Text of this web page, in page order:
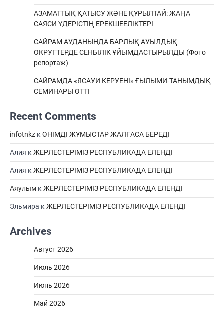
АЗАМАТТЫҚ ҚАТЫСУ ЖӘНЕ ҚҰРЫЛТАЙ: ЖАҢА
САЯСИ ҮДЕРІСТІҢ ЕРЕКШEЕЛІКТЕРІ
САЙРАМ АУДАНЫНДА БАРЛЫҚ АУЫЛДЫҚ
ОКРУГТЕРДЕ СЕНБІЛІК ҰЙЫМДАСТЫРЫЛДЫ (Фото
репортаж)
САЙРАМДА «ЯСАУИ КЕРУЕНІ» ҒЫЛЫМИ-ТАНЫМДЫҚ
СЕМИНАРЫ ӨТТІ
Recent Comments
infotnkz к ӨНІМДІ ЖҰМЫСТАР ЖАЛҒАСА БЕРЕДІ
Алия к ЖЕРЛЕСТЕРІМІЗ РЕСПУБЛИКАДА ЕЛЕНДІ
Алия к ЖЕРЛЕСТЕРІМІЗ РЕСПУБЛИКАДА ЕЛЕНДІ
Аяулым к ЖЕРЛЕСТЕРІМІЗ РЕСПУБЛИКАДА ЕЛЕНДІ
Эльмира к ЖЕРЛЕСТЕРІМІЗ РЕСПУБЛИКАДА ЕЛЕНДІ
Archives
Август 2026
Июль 2026
Июнь 2026
Май 2026